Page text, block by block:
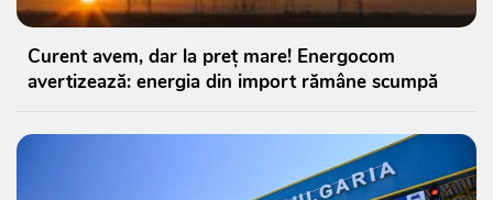
Curent avem, dar la preț mare! Energocom
avertizează: energia din import rămâne scumpă